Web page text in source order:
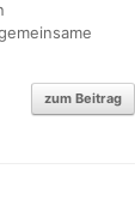
zum Beitrag